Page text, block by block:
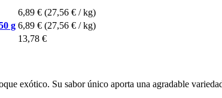
6,89 € (27,56 € / kg)
g 6,89 € (27,56 € / kg)
13,78 €
exótico. Su sabor único aporta una agradable